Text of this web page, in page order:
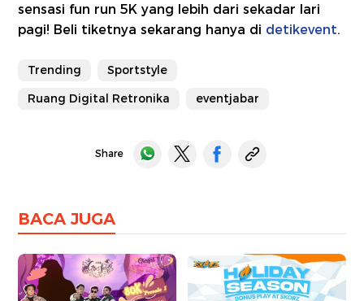
sensasi fun run 5K yang lebih dari sekadar lari
pagi! Beli tiketnya sekarang hanya di detikevent.
Trending
Sportstyle
Ruang Digital Retronika
eventjabar
Share
BACA JUGA